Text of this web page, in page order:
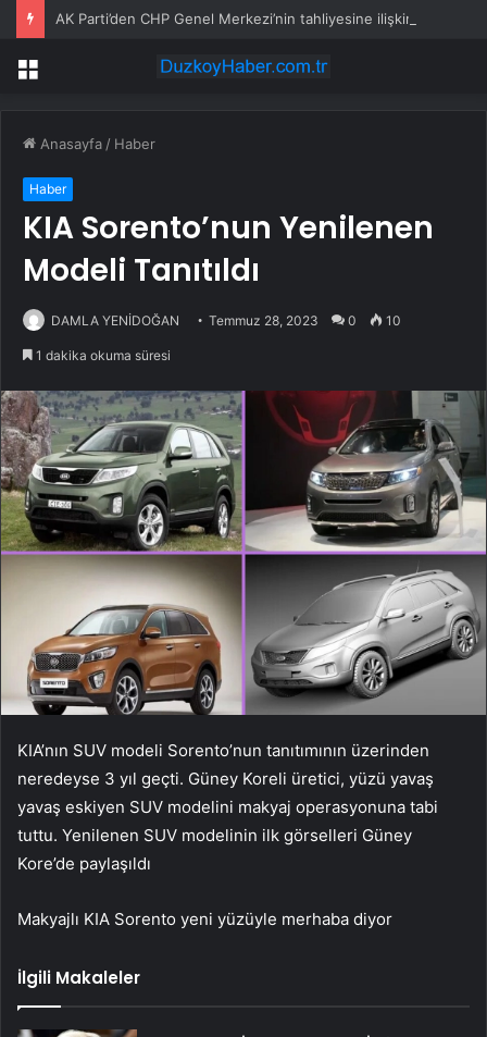
Menü
Anasayfa / Haber
Haber
KIA Sorento’nun Yenilenen
Modeli Tanıtıldı
DAMLA YENİDOĞAN Temmuz 28, 2023 0 10
1 dakika okuma süresi
KIA’nın SUV modeli Sorento’nun tanıtımının üzerinden
neredeyse 3 yıl geçti. Güney Koreli üretici, yüzü yavaş
yavaş eskiyen SUV modelini makyaj operasyonuna tabi
tuttu. Yenilenen SUV modelinin ilk görselleri Güney
Kore’de paylaşıldı
Makyajlı KIA Sorento yeni yüzüyle merhaba diyor
İlgili Makaleler